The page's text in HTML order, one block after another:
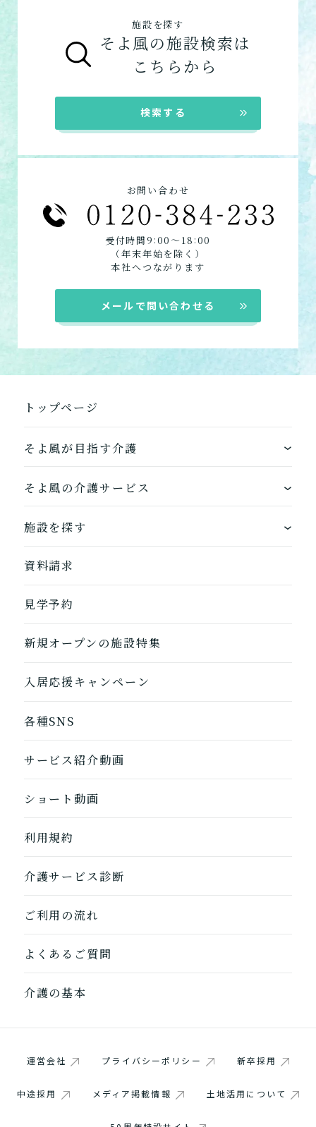
グループホームの特徴
シニア向けマンションの特徴
サービス付き高齢者向け住宅
グループホーム
ショートステイ
定期巡回
居宅介護支援
施設を探す
そよ風の施設検索は
こちらから
検索する
お問い合わせ
受付時間9 :00〜18 :00
（年末年始を除く）
本社へつながります
メールで問い合わせる
トップページ
そよ風が目指す介護
ワンストップサービス
お客様に選ばれるできたてのお食事
そよ風の介護サービス
ホームに入居する
自宅から通う
自宅に来てもらう
施設を探す
地図から探す
自宅から通う/来てもらう
資料請求
見学予約
新規オープンの施設特集
入居応援キャンペーン
各種SNS
サービス紹介動画
ショート動画
利用規約
介護サービス診断
ご利用の流れ
よくあるご質問
介護の基本
運営会社 プライバシーポリシー 新卒採用
中途採用 メディア掲載情報 土地活用について